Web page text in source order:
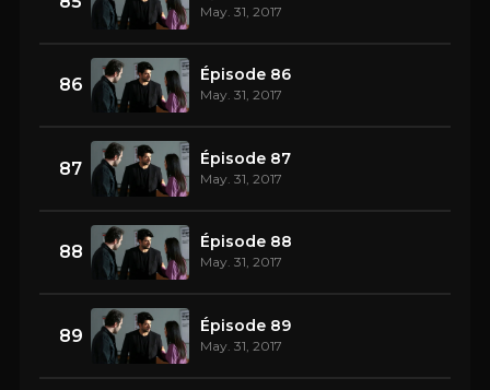
May. 31, 2017
86 Épisode 86
May. 31, 2017
87 Épisode 87
May. 31, 2017
88 Épisode 88
May. 31, 2017
89 Épisode 89
May. 31, 2017